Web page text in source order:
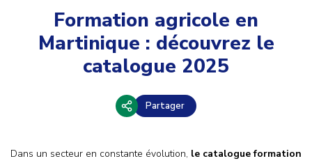
Formation agricole en
Martinique : découvrez le
catalogue 2025
Partager
Dans un secteur en constante évolution, le catalogue formation